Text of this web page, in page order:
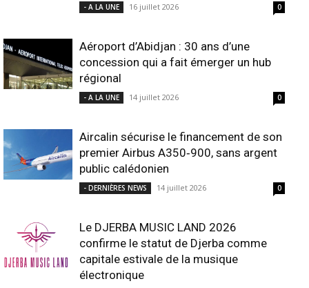
- A LA UNE 16 juillet 2026 0
Aéroport d’Abidjan : 30 ans d’une
concession qui a fait émerger un hub
régional
- A LA UNE 14 juillet 2026 0
Aircalin sécurise le financement de son
premier Airbus A350‑900, sans argent
public calédonien
- DERNIÈRES NEWS 14 juillet 2026 0
Le DJERBA MUSIC LAND 2026
confirme le statut de Djerba comme
capitale estivale de la musique
électronique